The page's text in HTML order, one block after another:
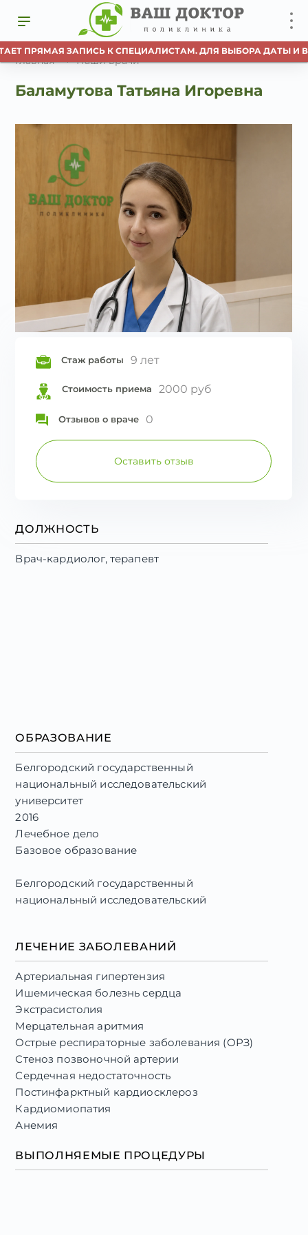
ПРЯМАЯ ЗАПИСЬ К СПЕЦИАЛИСТАМ. ДЛЯ ВЫБОРА ДАТЫ И
Главная Наши врачи
Баламутова Татьяна Игоревна
Стаж работы 9 лет
Стоимость приема 2000 руб
Отзывов о враче 0
Оставить отзыв
ДОЛЖНОСТЬ
Врач-кардиолог, терапевт
ОБРАЗОВАНИЕ
Белгородский государственный
национальный исследовательский
университет
2016
Лечебное дело
Базовое образование
Белгородский государственный
национальный исследовательский
Кардиология Кардиология
Белгородский государственный
национальный исследовательский
университет
2017
Терапия Терапия
Интернатура
Белгородский государственный
национальный исследовательский
университет
ЛЕЧЕНИЕ ЗАБОЛЕВАНИЙ
Артериальная гипертензия
Ишемическая болезнь сердца
Экстрасистолия
Мерцательная аритмия
Острые респираторные заболевания (ОРЗ)
Стеноз позвоночной артерии
Сердечная недостаточность
Постинфарктный кардиосклероз
Кардиомиопатия
Анемия
ВЫПОЛНЯЕМЫЕ ПРОЦЕДУРЫ